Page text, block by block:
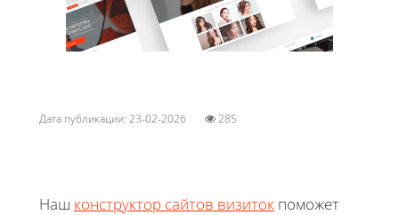
Дата публикации: 23-02-2026 285
Наш конструктор сайтов визиток поможет